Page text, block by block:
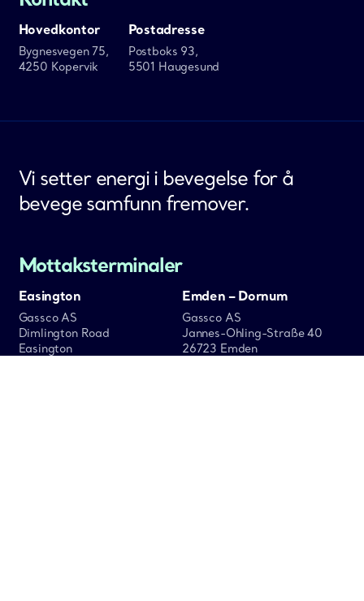
Hovedkontor
Bygnesvegen 75,
4250 Kopervik
Postadresse
Postboks 93,
5501 Haugesund
Vi setter energi i bevegelse for å
bevege samfunn fremover.
Mottaksterminaler
Easington
Gassco AS
Dimlington Road
Easington
Emden – Dornum
Gassco AS
Jannes-Ohling-Straße 40
26723 Emden